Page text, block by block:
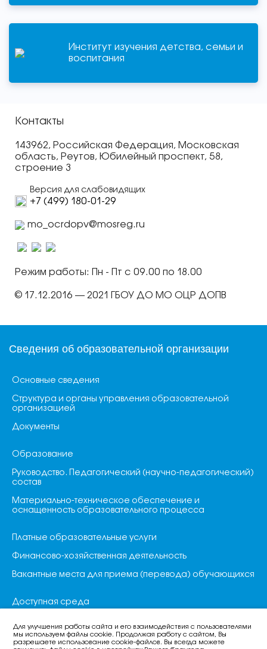
Институт изучения детства, семьи и
воспитания
Контакты
143962, Российская Федерация, Московская
область, Реутов, Юбилейный проспект, 58,
строение 3
Версия для слабовидящих
+7 (499) 180-01-29
mo_ocrdopv@mosreg.ru
Режим работы: Пн - Пт с 09.00 по 18.00
© 17.12.2016 — 2021 ГБОУ ДО МО ОЦР ДОПВ
Сведения об образовательной организации
Основные сведения
Структура и органы управления образовательной
организацией
Документы
Образование
Руководство. Педагогический (научно-педагогический)
состав
Материально-техническое обеспечение и
оснащенность образовательного процесса
Платные образовательные услуги
Финансово-хозяйственная деятельность
Вакантные места для приема (перевода) обучающихся
Доступная среда
Организация питания
Для улучшения работы сайта и его взаимодействия с пользователями
мы используем файлы cookie. Продолжая работу с сайтом, Вы
разрешаете использование cookie-файлов. Вы всегда можете